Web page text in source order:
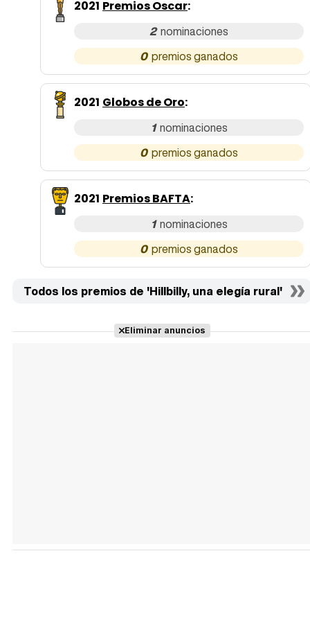
2021 Premios Oscar:
2
0
2021 Globos de Oro:
1
0
2021 Premios BAFTA:
1
0
Todos los premios de 'Hillbilly, una elegía rural'
Eliminar anuncios